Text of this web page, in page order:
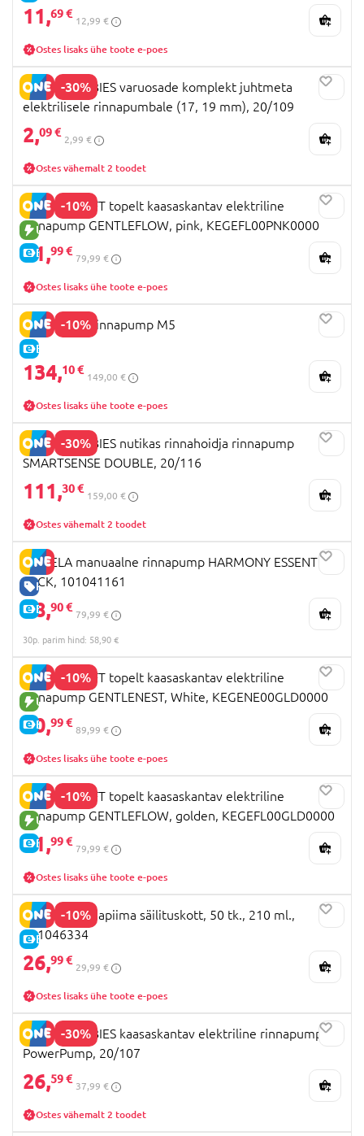
11,69 €
12,99 €
Ostes lisaks ühe toote e-poes
-30%
CANPOL BABIES varuosade komplekt juhtmeta
elektrilisele rinnapumbale (17, 19 mm), 20/109
2,09 €
2,99 €
Ostes vähemalt 2 toodet
-10%
UUS TOODE
E-HIND
KINDERKRAFT topelt kaasaskantav elektriline
rinnapump GENTLEFLOW, pink, KEGEFL00PNK0000
71,99 €
79,99 €
Ostes lisaks ühe toote e-poes
-10%
E-HIND
MOMCOZY rinnapump M5
134,10 €
149,00 €
Ostes lisaks ühe toote e-poes
-30%
CANPOL BABIES nutikas rinnahoidja rinnapump
SMARTSENSE DOUBLE, 20/116
111,30 €
159,00 €
Ostes vähemalt 2 toodet
HEA HIND
E-HIND
MEDELA manuaalne rinnapump HARMONY ESSENTIAL
PACK, 101041161
58,90 €
79,99 €
30p. parim hind: 58,90 €
-10%
UUS TOODE
E-HIND
KINDERKRAFT topelt kaasaskantav elektriline
rinnapump GENTLENEST, White, KEGENE00GLD0000
80,99 €
89,99 €
Ostes lisaks ühe toote e-poes
-10%
UUS TOODE
E-HIND
KINDERKRAFT topelt kaasaskantav elektriline
rinnapump GENTLEFLOW, golden, KEGEFL00GLD0000
71,99 €
79,99 €
Ostes lisaks ühe toote e-poes
-10%
E-HIND
MEDELA rinnapiima säilituskott, 50 tk., 210 ml.,
101046334
26,99 €
29,99 €
Ostes lisaks ühe toote e-poes
-30%
CANPOL BABIES kaasaskantav elektriline rinnapump
PowerPump, 20/107
26,59 €
37,99 €
Ostes vähemalt 2 toodet